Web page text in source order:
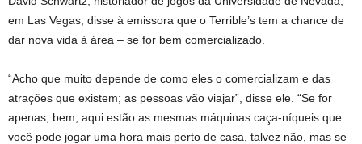
em Las Vegas, disse à emissora que o Terrible’s tem a chance de
dar nova vida à área – se for bem comercializado.
“Acho que muito depende de como eles o comercializam e das
atrações que existem; as pessoas vão viajar”, ​​disse ele. “Se for
apenas, bem, aqui estão as mesmas máquinas caça-níqueis que
você pode jogar uma hora mais perto de casa, talvez não, mas se